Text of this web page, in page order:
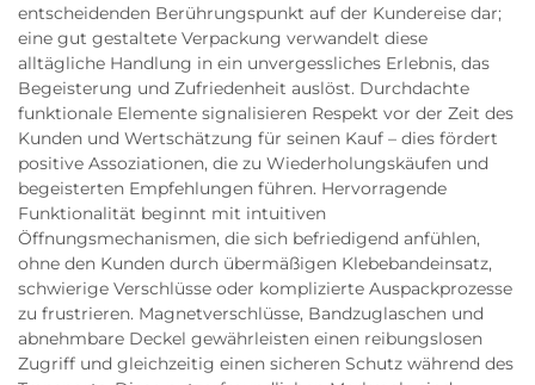
entscheidenden Berührungspunkt auf der Kundereise dar;
eine gut gestaltete Verpackung verwandelt diese
alltägliche Handlung in ein unvergessliches Erlebnis, das
Begeisterung und Zufriedenheit auslöst. Durchdachte
funktionale Elemente signalisieren Respekt vor der Zeit des
Kunden und Wertschätzung für seinen Kauf – dies fördert
positive Assoziationen, die zu Wiederholungskäufen und
begeisterten Empfehlungen führen. Hervorragende
Funktionalität beginnt mit intuitiven
Öffnungsmechanismen, die sich befriedigend anfühlen,
ohne den Kunden durch übermäßigen Klebebandeinsatz,
schwierige Verschlüsse oder komplizierte Auspackprozesse
zu frustrieren. Magnetverschlüsse, Bandzuglaschen und
abnehmbare Deckel gewährleisten einen reibungslosen
Zugriff und gleichzeitig einen sicheren Schutz während des